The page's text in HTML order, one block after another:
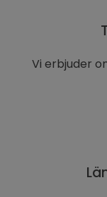
Vi erbjuder